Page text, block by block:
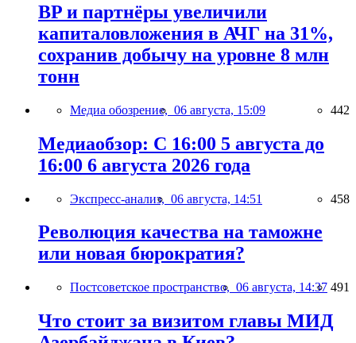
BP и партнёры увеличили
капиталовложения в АЧГ на 31%,
сохранив добычу на уровне 8 млн
тонн
Медиа обозрение, 06 августа, 15:09 442
Медиаобзор: С 16:00 5 августа до
16:00 6 августа 2026 года
Экспресс-анализ, 06 августа, 14:51 458
Революция качества на таможне
или новая бюрократия?
Постсоветское пространство, 06 августа, 14:37 491
Что стоит за визитом главы МИД